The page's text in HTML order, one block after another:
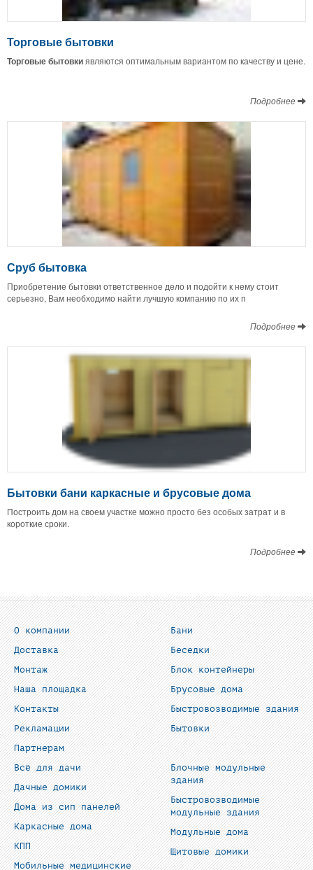
Торговые бытовки
Торговые бытовкиявляются оптимальным вариантом по качеству и цене.
Подробнее
Сруб бытовка
Приобретение бытовки ответственное дело и подойти к нему стоит
серьезно, Вам необходимо найти лучшую компанию по их п
Подробнее
Бытовки бани каркасные и брусовые дома
Построить дом на своем участке можно просто без особых затрат и в
короткие сроки.
Подробнее
О компании
Доставка
Монтаж
Наша площадка
Контакты
Рекламации
Партнерам
Бани
Беседки
Блок контейнеры
Брусовые дома
Быстровозводимые здания
Бытовки
Всё для дачи
Дачные домики
Дома из сип панелей
Каркасные дома
КПП
Мобильные медицинские
Блочные модульные
здания
Быстровозводимые
модульные здания
Модульные дома
Щитовые домики